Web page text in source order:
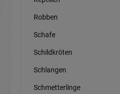
Robben
Schafe
Schildkröten
Schlangen
Schmetterlinge